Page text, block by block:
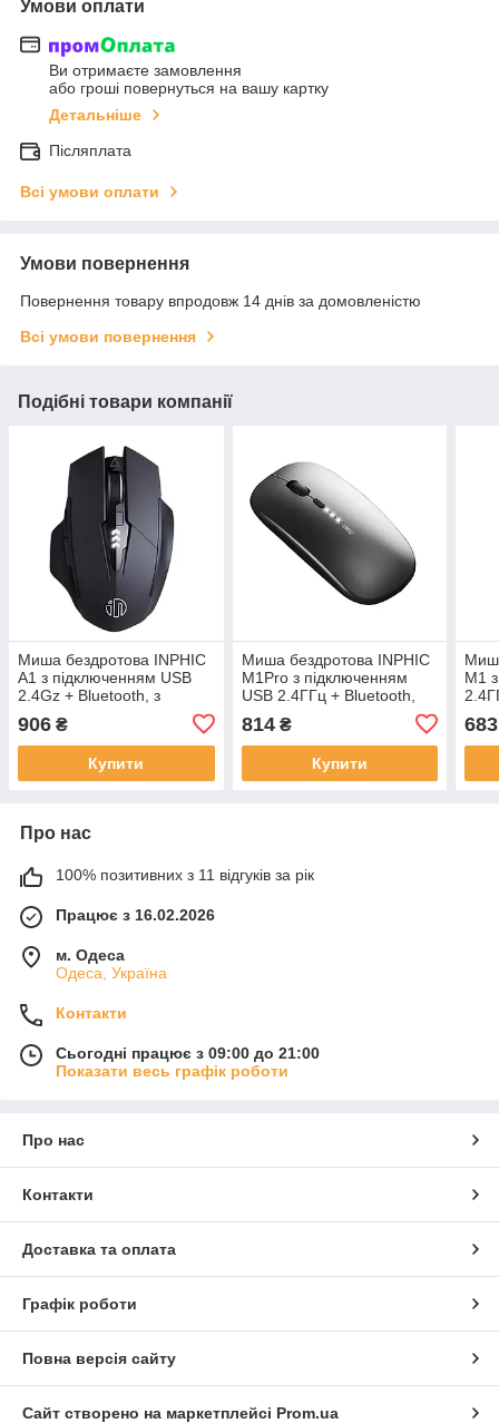
Умови оплати
Ви отримаєте замовлення
або гроші повернуться на вашу картку
Детальніше
Післяплата
Всі умови оплати
Умови повернення
Повернення товару впродовж 14 днів за домовленістю
Всі умови повернення
Подібні товари компанії
Миша бездротова INPHIC
A1 з підключенням USB
2.4Gz + Bluetooth, з
DPI, mate black
906 ₴
Купити
Миша бездротова INPHIC
M1Pro з підключенням
USB 2.4ГГц + Bluetooth,
акумулятором, 2400 DPI,
сірий
814₴
Купити
M1
683
Про нас
100% позитивних з 11 відгуків за рік
Працює з 16.02.2026
м. Одеса
Одеса, Україна
Контакти
Сьогодні працює з 09:00 до 21:00
Показати весь графік роботи
Про нас
Контакти
Доставка та оплата
Графік роботи
Повна версія сайту
Сайт створено на маркетплейсі Prom.ua